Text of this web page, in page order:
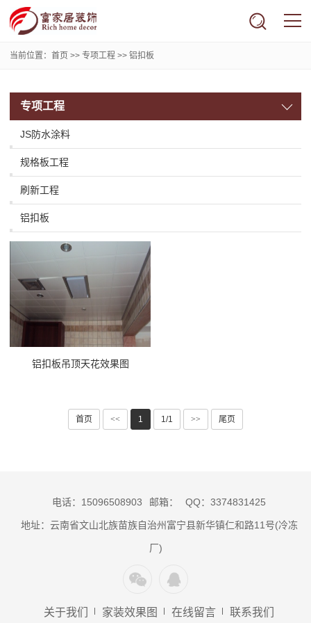
当前位置： 首页 >> 专项工程 >> 铝扣板
专项工程
JS防水涂料
规格板工程
刷新工程
铝扣板
铝扣板吊顶天花效果图
首页 << 1 1/1 >> 尾页
电话：15096508903 邮箱： QQ：3374831425
地址：云南省文山北族苗族自治州富宁县新华镇仁和路11号(冷冻
厂)
关于我们 家装效果图 在线留言 联系我们